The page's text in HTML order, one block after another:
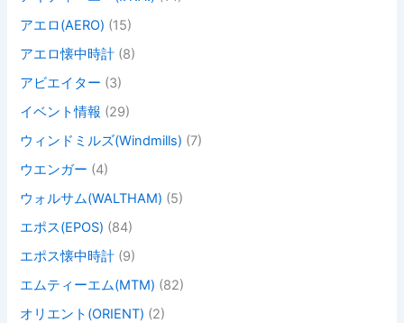
アエロ(AERO) (15)
アエロ懐中時計 (8)
アビエイター (3)
イベント情報 (29)
ウィンドミルズ(Windmills) (7)
ウエンガー (4)
ウォルサム(WALTHAM) (5)
エポス(EPOS) (84)
エポス懐中時計 (9)
エムティーエム(MTM) (82)
オリエント(ORIENT) (2)